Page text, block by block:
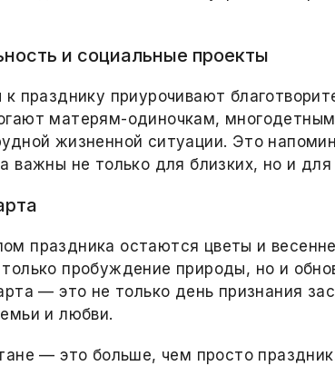
и социальные проекты
празднику приурочивают
матерям-одиночкам,
жизненной ситуации. Это
важны не только для близких, но и
праздника остаются цветы и
пробуждение природы, но и
— это не только день признания
и любви.
— это больше, чем просто